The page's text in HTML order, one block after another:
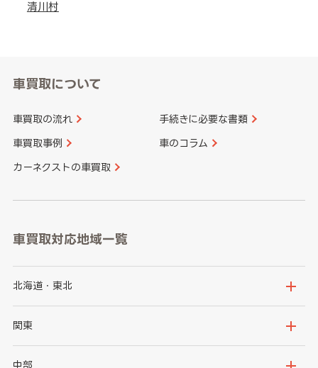
清川村
車買取について
車買取の流れ 手続きに必要な書類
車買取事例 車のコラム
カーネクストの車買取
車買取対応地域一覧
北海道・東北
北海道
岩手県
関東
茨城県
中部